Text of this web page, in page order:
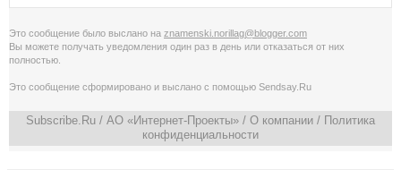
Это сообщение было выслано на znamenski.norillag@blogger.com
Вы можете получать уведомления один раз в день или отказаться от них
полностью
Это сообщение сформировано и выслано с помощью Sendsay.Ru
Subscribe.Ru / АО «Интернет-Проекты» / О компании / Политика
конфиденциальности